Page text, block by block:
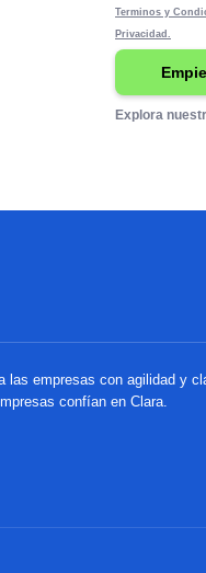
Terminos y
Privacidad.
Explora
las empresas con agilidad y
confían en Clara.